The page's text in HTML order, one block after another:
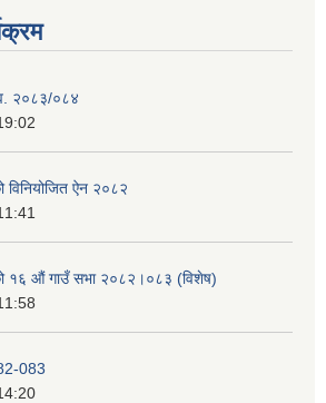
२०८३/०८४
विनियोजित ऐन २०८२
१६ औं गाउँ सभा २०८२।०८३ (विशेष)
083